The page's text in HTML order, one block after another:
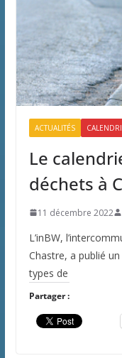
ACTUALITÉS
Le
déchets à
11 décembre 2022
L’inBW,
Chastre, a publié
types de
Partager :